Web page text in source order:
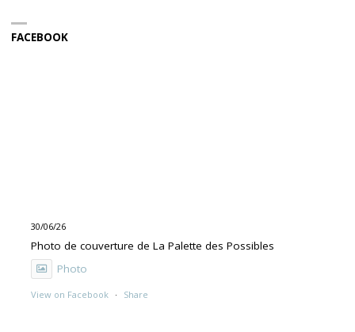
FACEBOOK
30/06/26
Photo de couverture de La Palette des Possibles
Photo
View on Facebook · Share